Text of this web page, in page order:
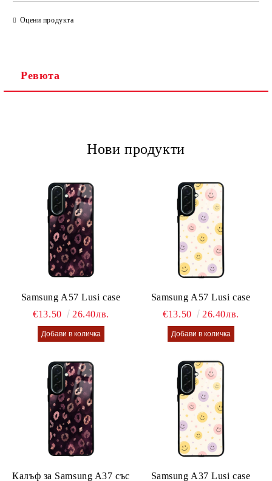
Оцени продукта
Ревюта
Нови продукти
Samsung A57 Lusi case
€13.50
26.40лв.
Samsung A57 Lusi case
€13.50
26.40лв.
Калъф за Samsung A37 със
Samsung A37 Lusi case